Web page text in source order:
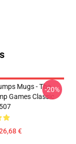
Mugs - The
Games Classic
€
-20%